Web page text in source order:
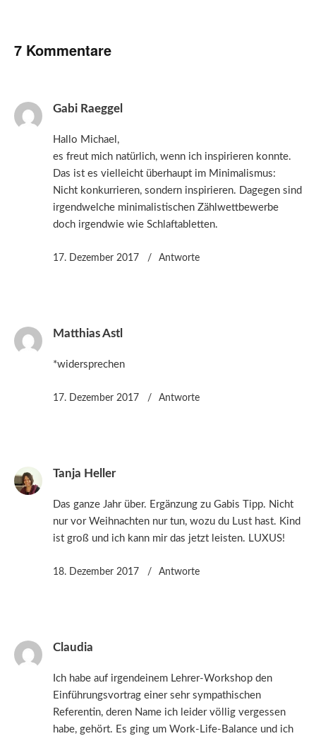
7 Kommentare
Gabi Raeggel
Hallo Michael,
es freut mich natürlich, wenn ich inspirieren konnte.
Das ist es vielleicht überhaupt im Minimalismus:
Nicht konkurrieren, sondern inspirieren. Dagegen sind
irgendwelche minimalistischen Zählwettbewerbe
doch irgendwie wie Schlaftabletten.
17. Dezember 2017 Antworte
Matthias Astl
*widersprechen
17. Dezember 2017 Antworte
Tanja Heller
Das ganze Jahr über. Ergänzung zu Gabis Tipp. Nicht
nur vor Weihnachten nur tun, wozu du Lust hast. Kind
ist groß und ich kann mir das jetzt leisten. LUXUS!
18. Dezember 2017 Antworte
Claudia
Ich habe auf irgendeinem Lehrer-Workshop den
Einführungsvortrag einer sehr sympathischen
Referentin, deren Name ich leider völlig vergessen
habe, gehört. Es ging um Work-Life-Balance und ich